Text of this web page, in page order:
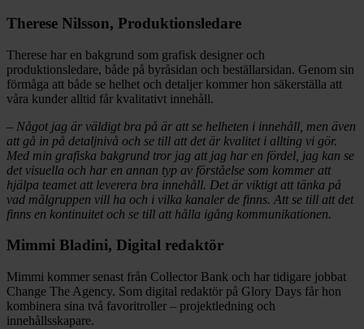
Therese Nilsson, Produktionsledare
Therese har en bakgrund som grafisk designer och
produktionsledare, både på byråsidan och beställarsidan. Genom sin
förmåga att både se helhet och detaljer kommer hon säkerställa att
våra kunder alltid får kvalitativt innehåll.
– Något jag är väldigt bra på är att se helheten i innehåll, men även
att gå in på detaljnivå och se till att det är kvalitet i allting vi gör.
Med min grafiska bakgrund tror jag att jag har en fördel, jag kan se
det visuella och har en annan typ av förståelse som kommer att
hjälpa teamet att leverera bra innehåll. Det är viktigt att tänka på
vad målgruppen vill ha och i vilka kanaler de finns. Att se till att det
finns en kontinuitet och se till att hålla igång kommunikationen.
Mimmi Bladini, Digital redaktör
Mimmi kommer senast från Collector Bank och har tidigare jobbat
Change The Agency. Som digital redaktör på Glory Days får hon
kombinera sina två favoritroller – projektledning och
innehållsskapare.